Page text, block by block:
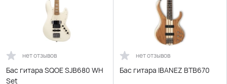
нет отзывов
Бас гитара SQOE SJB680 WH
Set
нет отзывов
Бас гитара IBANEZ BTB670